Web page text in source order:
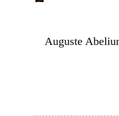
Auguste